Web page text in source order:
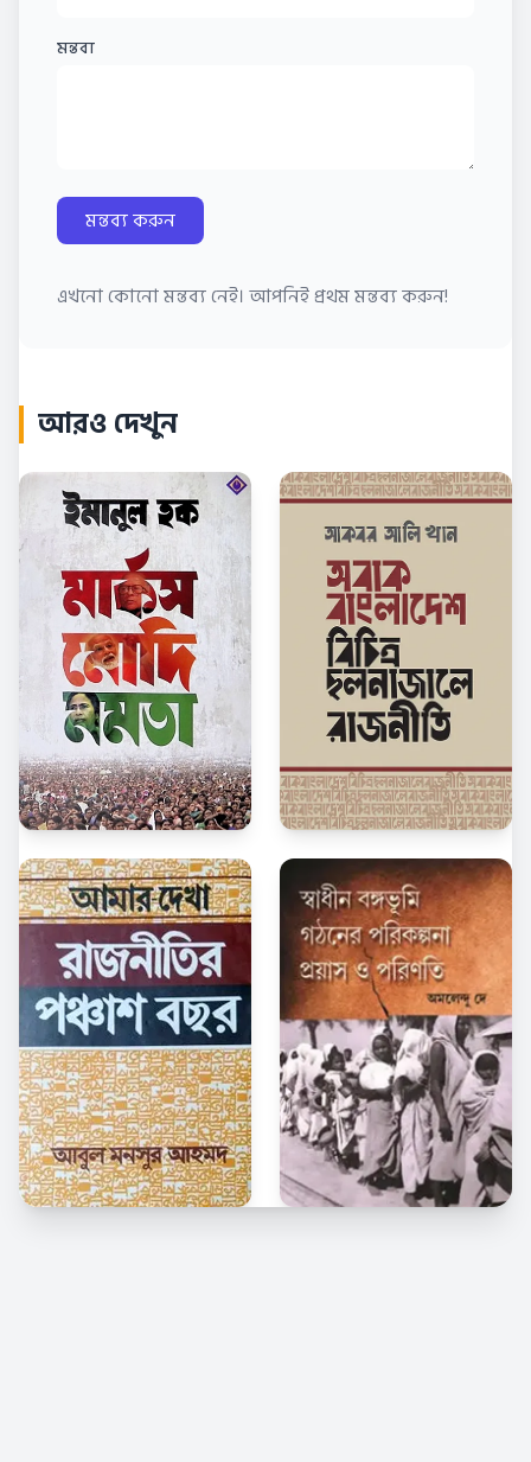
মন্তব্য
মন্তব্য করুন
এখনো কোনো মন্তব্য নেই। আপনিই প্রথম মন্তব্য করুন!
আরও দেখুন